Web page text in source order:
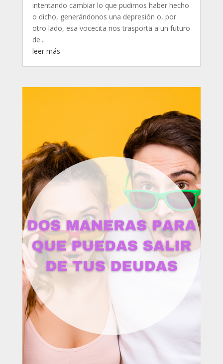
intentando cambiar lo que pudimos haber hecho
o dicho, generándonos una depresión o, por
otro lado, esa vocecita nos trasporta a un futuro
de...
leer más